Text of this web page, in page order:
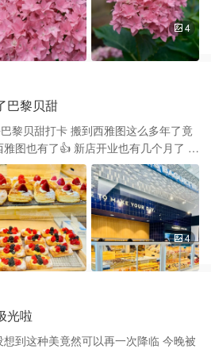
问题 作为第一年的小宝宝 开花的表现
，积极开花😆
4
巴黎贝甜
黎贝甜打卡 搬到西雅图这么多年了竟
开业也有几个月了 第
续了这面一如既往的高物价 面包，点
tart小朋友很喜欢 喜欢她家的戚风蛋
人的口味
4
光啦
到这种美竟然可以再一次降临 今晚被